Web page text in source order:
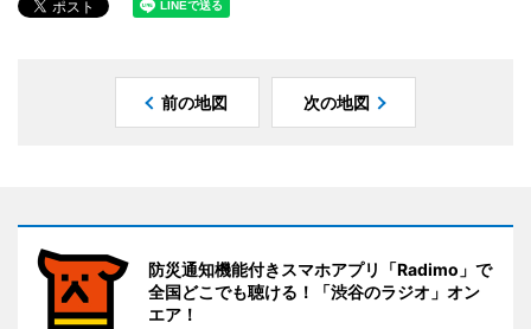
前の地図 次の地図
防災通知機能付きスマホアプリ「Radimo」で
全国どこでも聴ける！「渋谷のラジオ」オン
エア！